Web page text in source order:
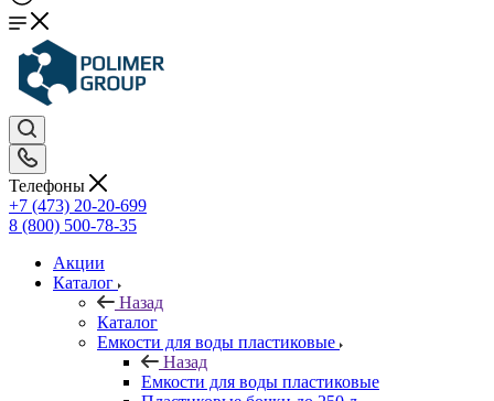
Телефоны
+7 (473) 20-20-699
8 (800) 500-78-35
Акции
Каталог
Назад
Каталог
Емкости для воды пластиковые
Назад
Емкости для воды пластиковые